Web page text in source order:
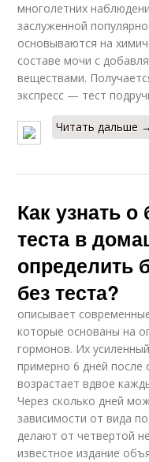
многолетних
заслуженной
основываются на
составе мочи с
веществами.
экспресс — тест
Читать дальше
Как узнать
теста в
определить
без теста?
описывает
которые основаны на
гормонов. Их
примерно 6 дней после
возрастает вдвое
Через сколько дней
зависимости от вида
делают от четвертой
известное издание